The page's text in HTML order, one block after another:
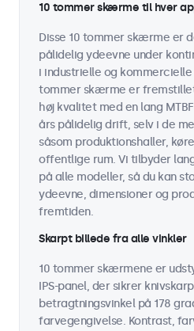
10 tommer skærme til hver
Disse 10 tommer skærme er
pålidelig ydeevne under
i industrielle og kommercielle
tommer skærme er
høj kvalitet med en lang
års pålidelig drift, selv i de
såsom produktionshaller,
offentlige rum. Vi tilbyder
på alle modeller, så du kan
ydeevne, dimensioner og
fremtiden.
Skarpt billede fra alle vinkler
10 tommer skærmene er
IPS-panel, der sikrer
betragtningsvinkel på 178
farvegengivelse. Kontrast,